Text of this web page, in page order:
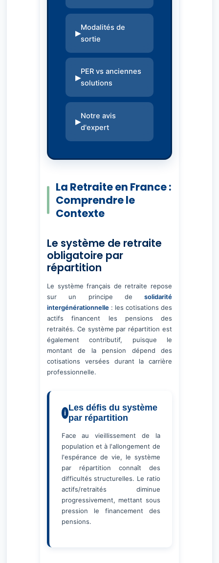
Modalités de
sortie
PER vs anciennes
solutions
Notre avis
d'expert
La Retraite en France :
Comprendre le
Contexte
Le système de retraite
obligatoire par
répartition
Le système français de retraite repose
sur un principe de solidarité
intergénérationnelle : les cotisations des
actifs financent les pensions des
retraités. Ce système par répartition est
également contributif, puisque le
montant de la pension dépend des
cotisations versées durant la carrière
professionnelle.
Les défis du système
par répartition
Face au vieillissement de la
population et à l'allongement de
l'espérance de vie, le système
par répartition connaît des
difficultés structurelles. Le ratio
actifs/retraités diminue
progressivement, mettant sous
pression le financement des
pensions.